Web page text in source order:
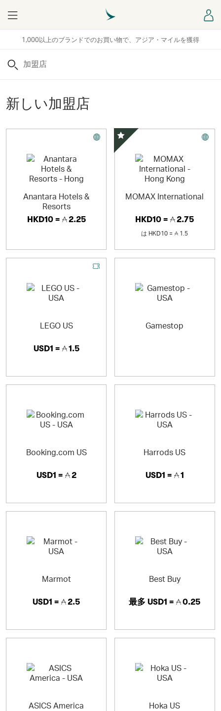
1,000以上のブランドでのお買い物で、アジア・マイルを獲得
Menu
検索
新しい加盟店
Anantara Hotels &
Resorts
HKD10 = 2.25
MOMAX International
HKD10 = 2.75
は HKD10 = 1.5
スペシャルオファー
LEGO US
USD1 = 1.5
Gamestop
Booking.com US
USD1 = 2
Harrods US
USD1 = 1
Marmot
USD1 = 2.5
Best Buy
最多 USD1 = 0.25
ASICS America Hoka US